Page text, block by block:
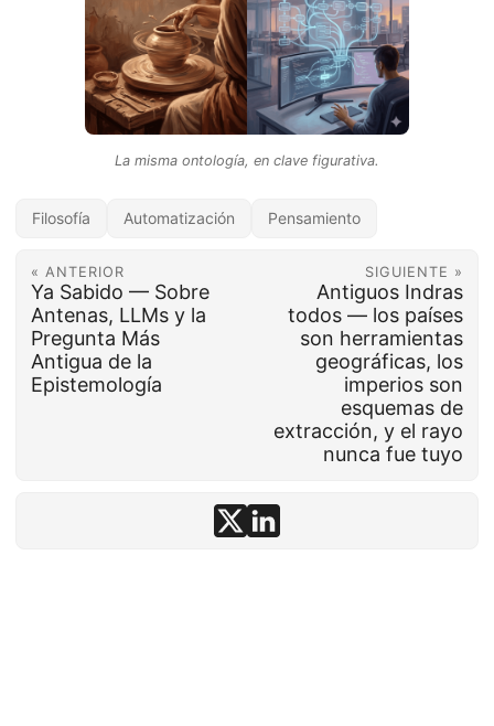
La misma ontología, en clave figurativa.
Filosofía Automatización Pensamiento
« ANTERIOR
Ya Sabido — Sobre
Antenas, LLMs y la
Pregunta Más
Antigua de la
Epistemología
SIGUIENTE »
Antiguos Indras
todos — los países
son herramientas
geográficas, los
imperios son
esquemas de
extracción, y el rayo
nunca fue tuyo